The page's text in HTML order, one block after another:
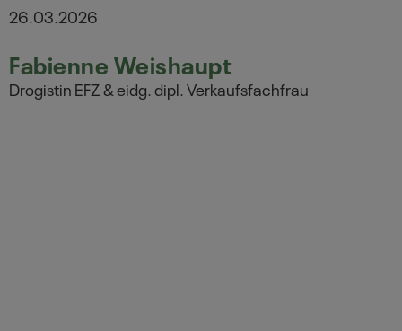
26.03.2026
Fabienne Weishaupt
Drogistin EFZ & eidg. dipl. Verkaufsfachfrau